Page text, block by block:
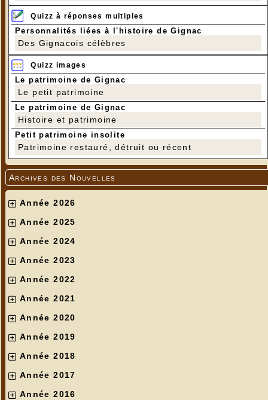
Quizz à réponses multiples
Personnalités liées à l'histoire de Gignac
Des Gignacois célèbres
Quizz images
Le patrimoine de Gignac
Le petit patrimoine
Le patrimoine de Gignac
Histoire et patrimoine
Petit patrimoine insolite
Patrimoine restauré, détruit ou récent
Archives des Nouvelles
Année 2026
Année 2025
Année 2024
Année 2023
Année 2022
Année 2021
Année 2020
Année 2019
Année 2018
Année 2017
Année 2016